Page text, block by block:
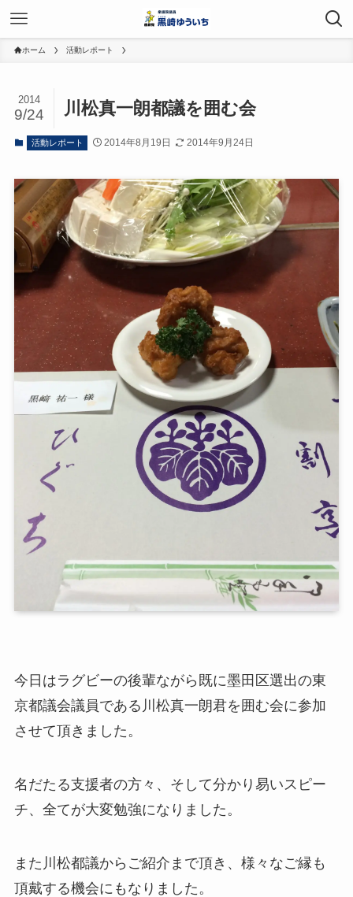
ホーム 活動レポート
川松真一朗都議を囲む会
2014
9/24
活動レポート 2014年8月19日 2014年9月24日
今日はラグビーの後輩ながら既に墨田区選出の東
京都議会議員である川松真一朗君を囲む会に参加
させて頂きました。
名だたる支援者の方々、そして分かり易いスピー
チ、全てが大変勉強になりました。
また川松都議からご紹介まで頂き、様々なご縁も
頂戴する機会にもなりました。